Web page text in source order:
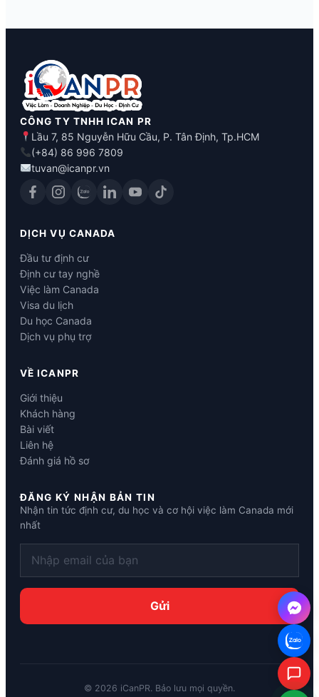
CÔNG TY TNHH ICAN PR
Lầu 7, 85 Nguyễn Hữu Cầu, P. Tân Định, Tp.HCM
(+84) 86 996 7809
tuvan@icanpr.vn
DỊCH VỤ CANADA
Đầu tư định cư
Định cư tay nghề
Việc làm Canada
Visa du lịch
Du học Canada
Dịch vụ phụ trợ
VỀ ICANPR
Giới thiệu
Khách hàng
Bài viết
Liên hệ
Đánh giá hồ sơ
ĐĂNG KÝ NHẬN BẢN TIN
Nhận tin tức định cư, du học và cơ hội việc làm Canada mới
nhất
© 2026 iCanPR. Bảo lưu mọi quyền.